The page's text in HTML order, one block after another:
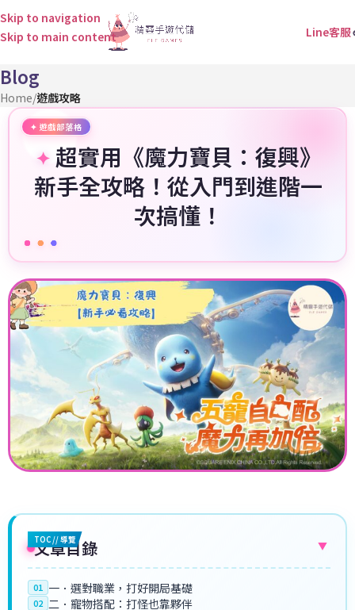
Skip to navigation
Skip to main content
Line客服
Blog
Home/遊戲攻略
超實用《魔力寶貝：復興》
新手全攻略！從入門到進階一
次搞懂！
TOC // 導覽
文章目錄 ▼
01 一．選對職業，打好開局基礎
02 二．寵物搭配：打怪也靠夥伴